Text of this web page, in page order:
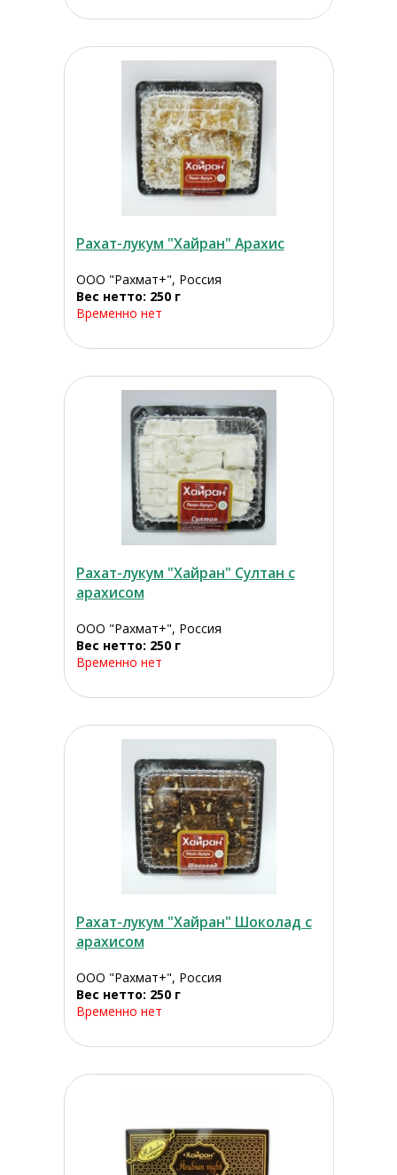
Рахат-лукум "Хайран" Арахис
ООО "Рахмат+", Россия
Вес нетто: 250 г
Временно нет
Рахат-лукум "Хайран" Султан с
арахисом
ООО "Рахмат+", Россия
Вес нетто: 250 г
Временно нет
Рахат-лукум "Хайран" Шоколад с
арахисом
ООО "Рахмат+", Россия
Вес нетто: 250 г
Временно нет